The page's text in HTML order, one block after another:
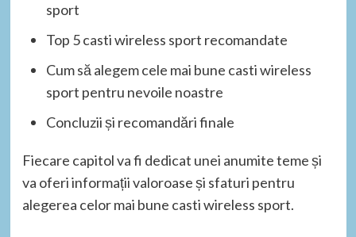
sport
Top 5 casti wireless sport recomandate
Cum să alegem cele mai bune casti wireless
sport pentru nevoile noastre
Concluzii și recomandări finale
Fiecare capitol va fi dedicat unei anumite teme și
va oferi informații valoroase și sfaturi pentru
alegerea celor mai bune casti wireless sport.